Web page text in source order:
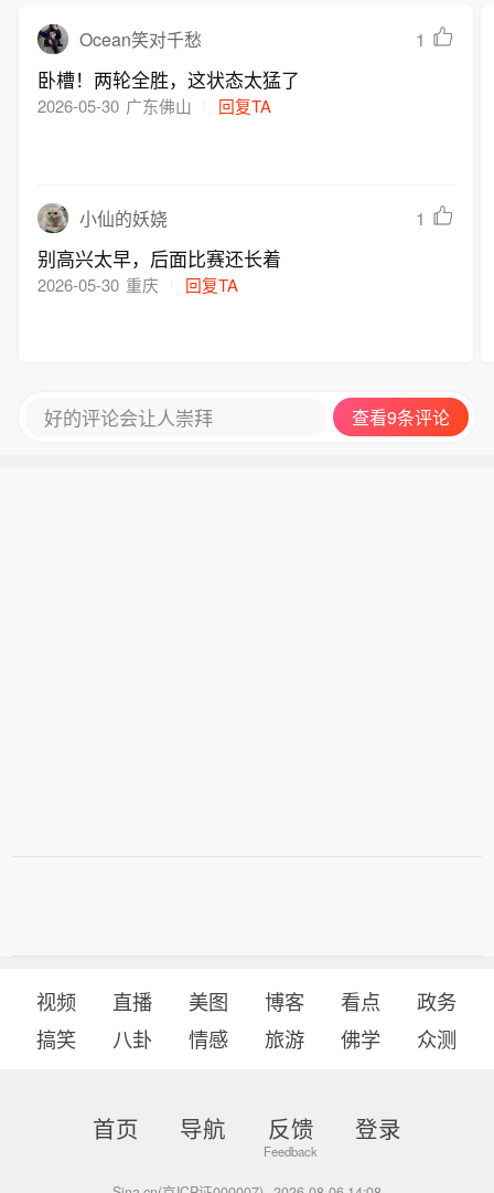
Ocean笑对千愁 1
卧槽！两轮全胜，这状态太猛了
2026-05-30 广东佛山 回复TA
小仙的妖娆 1
别高兴太早，后面比赛还长着
2026-05-30 重庆 回复TA
好的评论会让人崇拜 查看9条评论
视频 直播 美图 博客 看点
政务
搞笑
八卦 情感 旅游 佛学 众测
首页 导航 反馈 登录